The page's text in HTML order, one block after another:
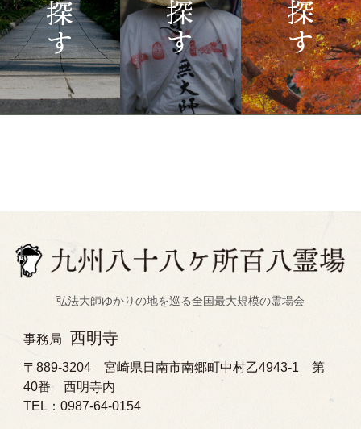
弘法大師ゆかりの地を巡る全国最大規模の霊場会
事務局 西明寺
〒889-3204 宮崎県日南市南郷町中村乙4943-1 第
40番 西明寺内
TEL：0987-64-0154